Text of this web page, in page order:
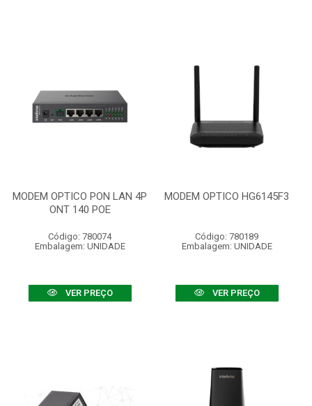
MODEM OPTICO PON LAN 4P
ONT 140 POE
Código: 780074
Embalagem: UNIDADE
VER PREÇO
MODEM OPTICO HG6145F3
Código: 780189
Embalagem: UNIDADE
VER PREÇO